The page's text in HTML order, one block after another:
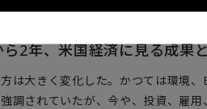
2年、米国経済に見る成果
は大きく変化した。かつては環境、
調されていたが、今や、投資、雇用